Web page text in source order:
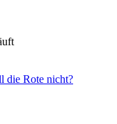
die Rote nicht?